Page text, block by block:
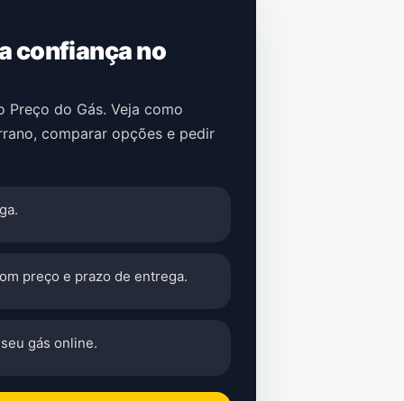
confiança no
do Gás. Veja como
, comparar opções e pedir
preço e prazo de entrega.
gás online.